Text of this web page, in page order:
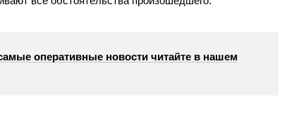
оперативные новости читайте в нашем